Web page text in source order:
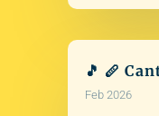
🎵 🪈
Feb 2026